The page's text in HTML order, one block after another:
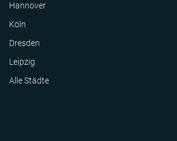
Hannover
Köln
Dresden
Leipzig
Alle Städte